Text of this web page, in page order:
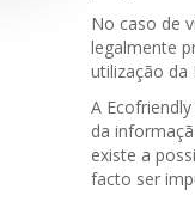
No caso de
legalmente
utilização da
A
da
existe a
facto ser